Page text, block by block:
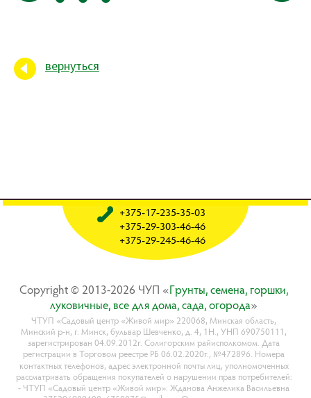
вернуться
Copyright © 2013-2026 ЧУП «Гpyнты, ceмeнa, гopшки,
лyкoвичныe, вce для дoмa, caдa, oгopoдa»
ЧТУП «Садовый центр «Живой мир» 220068, Минская область,
Минский р-н, г. Минск, бульвар Шевченко, д. 4, 1Н., УНП 690750111,
зарегистрирован 04.09.2012г. Солигорским райисполкомом. Дата
регистрации в Торговом реестре РБ 06.02.2020г., №472896. Номера
контактных телефонов, адрес электронной почты лиц, уполномоченных
рассматривать обращения покупателей о нарушении прав потребителей:
- ЧТУП «Садовый центр «Живой мир»: Жданова Анжелика Васильевна
+375-17-235-35-03
+375-29-303-46-46
+375-29-245-46-46